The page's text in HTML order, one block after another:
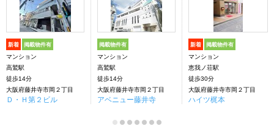
新着 掲載物件有
マンション
高鷲駅
徒歩14分
大阪府藤井寺市岡２丁目
Ｄ・Ｈ第２ビル
掲載物件有
マンション
高鷲駅
徒歩14分
大阪府藤井寺市岡２丁目
アベニュー藤井寺
新着 掲載物件有
マンション
恵我ノ荘駅
徒歩30分
大阪府藤井寺市岡２丁目
ハイツ梶本